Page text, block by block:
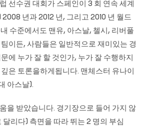
선수권 대회가 스페인이 3 회 연속 세계
년과 2012 년, 그리고 2010 년 월드
수준에서도 맨유, 아스날, 첼시, 리버풀
이든, 사람들은 일반적으로 재미있는 경
에 누가 잘 할 것인가, 누가 잘 수행하지
은 토론을하게됩니다. 맨체스터 유나이
아스날).
을 받았습니다. 경기장으로 들어 가지 않
달리다) 측면을 따라 뛰는 2 명의 부심